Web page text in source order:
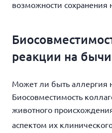
возможности
реакции на
Может ли быть аллергия
Биосовместимость
животного
аспектом их